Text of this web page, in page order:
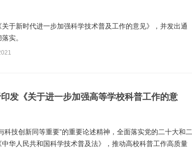
于新时代进一步加强科学技术普及工作的意见》，并发出通
实。
发《关于进一步加强高等学校科普工作的意
科技创新同等重要”的重要论述精神，全面落实党的二十大和二
华人民共和国科学技术普及法》，推动高校科普工作高质量